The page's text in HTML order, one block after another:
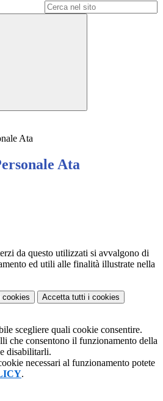
Ata
Ata
da questo utilizzati si avvalgono di
ed utili alle finalità illustrate nella
cookies Accetta tutti i cookies
scegliere quali cookie consentire.
che consentono il funzionamento della
disabilitarli.
necessari al funzionamento potete
.